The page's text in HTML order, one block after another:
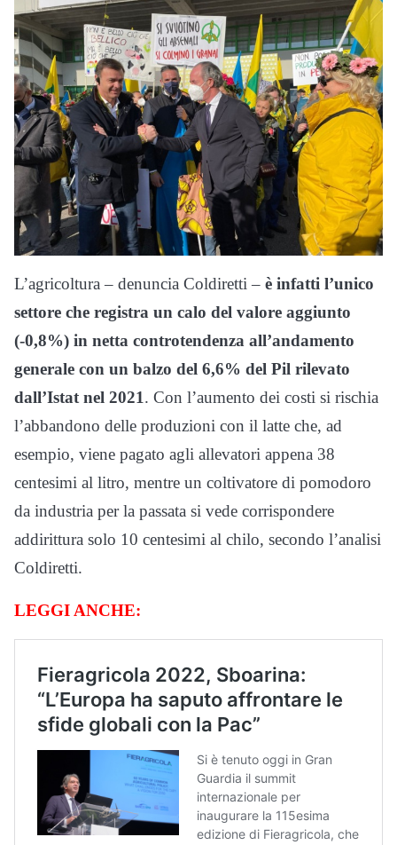
L’agricoltura – denuncia Coldiretti – è infatti l’unico
settore che registra un calo del valore aggiunto
(-0,8%) in netta controtendenza all’andamento
generale con un balzo del 6,6% del Pil rilevato
dall’Istat nel 2021. Con l’aumento dei costi si rischia
l’abbandono delle produzioni con il latte che, ad
esempio, viene pagato agli allevatori appena 38
centesimi al litro, mentre un coltivatore di pomodoro
da industria per la passata si vede corrispondere
addirittura solo 10 centesimi al chilo, secondo l’analisi
Coldiretti.
LEGGI ANCHE: